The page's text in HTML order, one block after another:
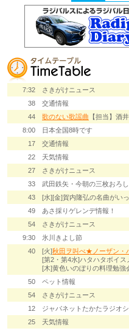
7:32
さきがけニュース
38
交通情報
44
歌のない歌謡曲 【担当】酒
8:00
日本全国8時です
17
交通情報
22
天気情報
27
さきがけニュース
33
武田鉄矢・今朝の三枚おろし
43
[水][金]賀内隆弘の名曲がい
49
あさ採りゲレンデ情報！
54
さきがけニュース
9:30
氷川きよし節
40
[火]秋田ヲ叫べ★ノーザン・
[第2・第4水]ハタハタボイス
[木]黄色いのぼりの料理勉強
50
ペット情報
54
さきがけニュース
12
ジャパネットたかたラジオ
25
天気情報